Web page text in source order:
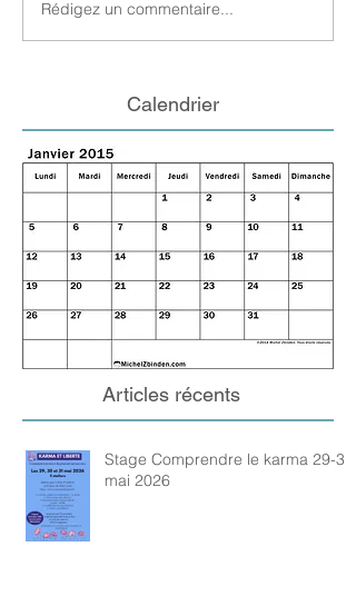
Rédigez un commentaire...
Calendrier
Articles récents
Stage Comprendre le karma 29-31
mai 2026